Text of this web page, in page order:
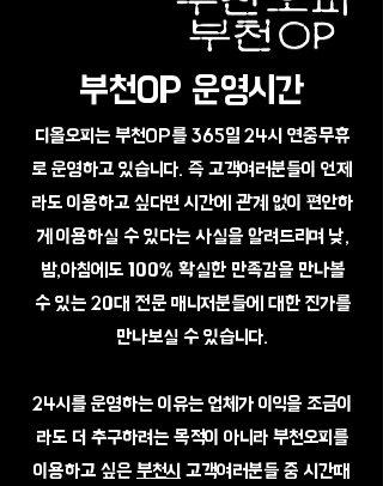
부천OP 운영시간
디올오피는 부천OP를 365일 24시 연중무휴
로 운영하고 있습니다. 즉 고객여러분들이 언제
라도 이용하고 싶다면 시간에 관계 없이 편안하
게 이용하실 수 있다는 사실을 알려드리며 낮,
밤,아침에도 100% 확실한 만족감을 만나볼
수 있는 20대 전문 매니저분들에 대한 진가를
만나보실 수 있습니다.
24시를 운영하는 이유는 업체가 이익을 조금이
라도 더 추구하려는 목적이 아니라 부천오피를
이용하고 싶은 부천시 고객여러분들 중 시간때